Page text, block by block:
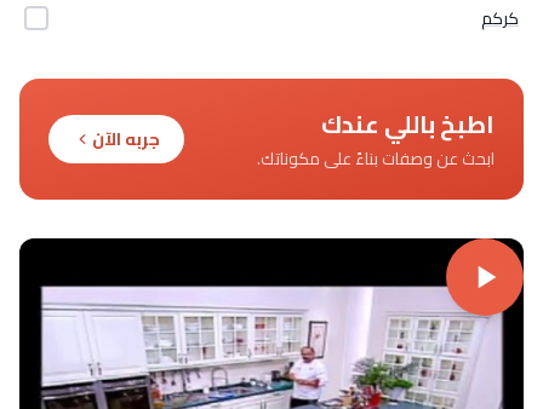
كركم
اطبخ باللي عندك
ابحث عن وصفات بناءً على مكوناتك.
جربه الآن